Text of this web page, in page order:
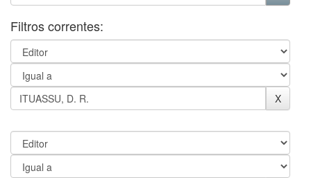
Filtros correntes: